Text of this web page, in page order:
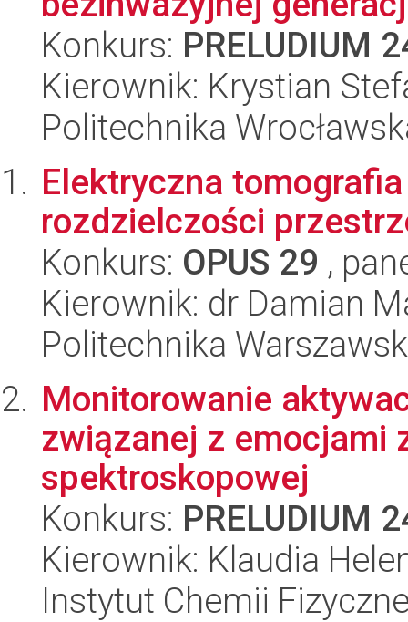
Konkurs: PRELUDIUM
Kierownik: Krystian
Politechnika
Elektryczna
rozdzielczości
Konkurs: OPUS 29 ,
Kierownik: dr Damian
Politechnika
Monitorowanie
związanej z emocjami
spektroskopowej
Konkurs: PRELUDIUM
Kierownik: Klaudia
Instytut Chemii